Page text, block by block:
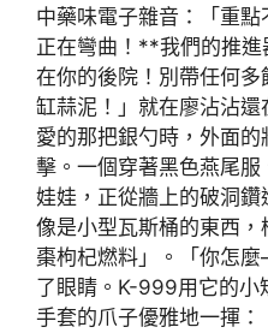
中藥味電子雜音：「重
正在彎曲！**我們的推進
在你的後院！別帶任何
缸蒜泥！」就在廖沾沾
愛的那把銀勺時，外面
擊。一個穿著黑色燕尾
娃娃，正從牆上的破洞
像是小型瓦斯桶的東西
棗枸杞燃料」。「你怎
了眼睛。K-999用它的小
手套的爪子優雅地一揮：